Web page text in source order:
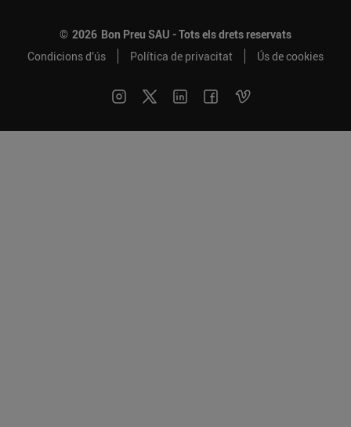
© 2026 Bon Preu SAU - Tots els drets reservats
Condicions d’ús
Política de privacitat Ús de cookies